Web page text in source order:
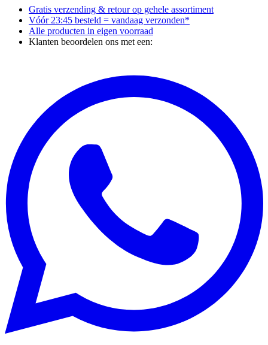
Gratis verzending & retourop gehele assortiment
Vóór 23:45 besteld = vandaag verzonden*
Alle producten in eigen voorraad
Klanten beoordelen ons met een: